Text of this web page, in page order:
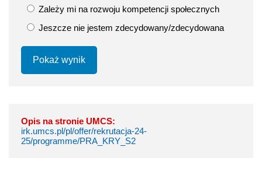
Zależy mi na rozwoju kompetencji społecznych
Jeszcze nie jestem zdecydowany/zdecydowana
Pokaż wynik
Opis na stronie UMCS:
irk.umcs.pl/pl/offer/rekrutacja-24-
25/programme/PRA_KRY_S2